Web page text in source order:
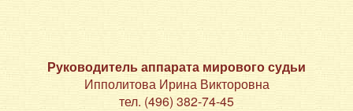
Руководитель аппарата мирового судьи
Ипполитова Ирина Викторовна
тел. (496) 382-74-45